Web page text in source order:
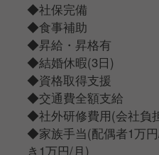
◆社保完備
◆食事補助
◆昇給・昇格有
◆結婚休暇(3日)
◆資格取得支援
◆交通費全額支給
◆社外研修費用(会社負
◆家族手当(配偶者1万
き1万円/月)